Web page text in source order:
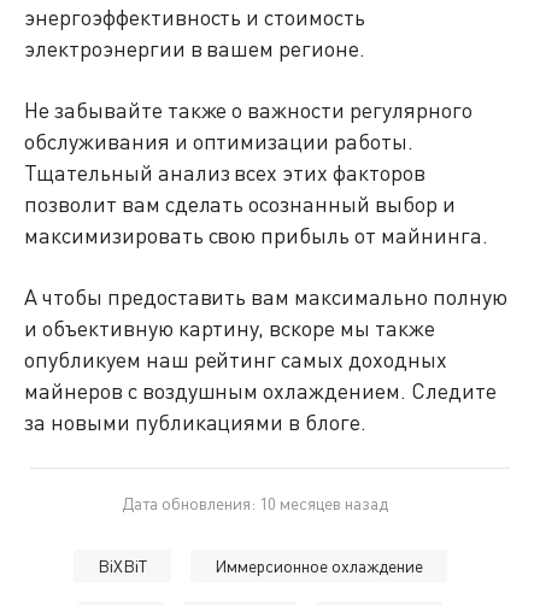
энергоэффективность и стоимость
электроэнергии в вашем регионе.
Не забывайте также о важности регулярного
обслуживания и оптимизации работы.
Тщательный анализ всех этих факторов
позволит вам сделать осознанный выбор и
максимизировать свою прибыль от майнинга.
А чтобы предоставить вам максимально полную
и объективную картину, вскоре мы также
опубликуем наш рейтинг самых доходных
майнеров с воздушным охлаждением. Следите
за новыми публикациями в блоге.
Дата обновления: 10 месяцев назад
BiXBiT Иммерсионное охлаждение